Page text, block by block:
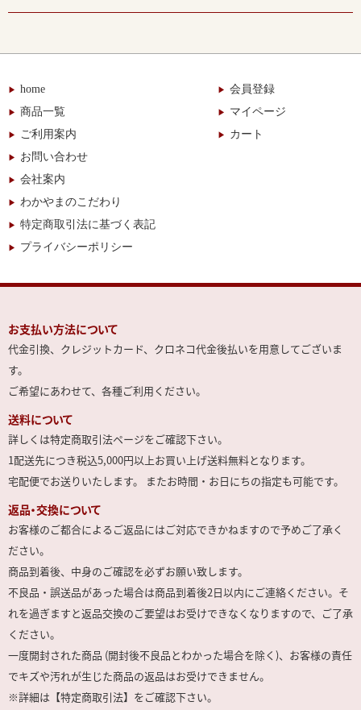
home
商品一覧
ご利用案内
お問い合わせ
会社案内
わかやまのこだわり
特定商取引法に基づく表記
プライバシーポリシー
会員登録
マイページ
カート
お支払い方法について
代金引換、クレジットカード、クロネコ代金後払いを用意してございま
す。
ご希望にあわせて、各種ご利用ください。
送料について
詳しくは特定商取引法ページをご確認下さい。
1配送先につき税込5,000円以上お買い上げ送料無料となります。
宅配便でお送りいたします。 またお時間・お日にちの指定も可能です。
返品・交換について
お客様のご都合によるご返品にはご対応できかねますので予めご了承く
ださい。
商品到着後、中身のご確認を必ずお願い致します。
不良品・誤送品があった場合は商品到着後2日以内にご連絡ください。そ
れを過ぎますと返品交換のご要望はお受けできなくなりますので、ご了承
ください。
一度開封された商品 (開封後不良品とわかった場合を除く)、お客様の責任
でキズや汚れが生じた商品の返品はお受けできません。
※詳細は【特定商取引法】をご確認下さい。